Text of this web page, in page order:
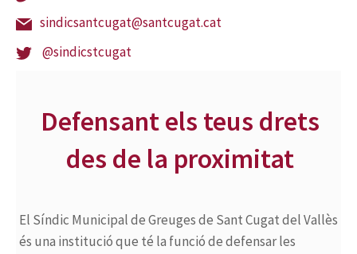
sindicsantcugat@santcugat.cat
@sindicstcugat
Defensant els teus drets
des de la proximitat
El Síndic Municipal de Greuges de Sant Cugat del Vallès
és una institució que té la funció de defensar les